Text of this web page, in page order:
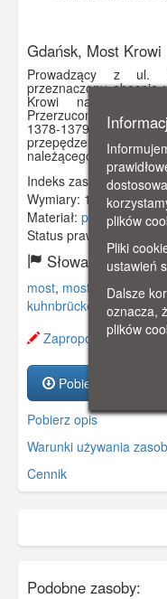
Gdańsk, Most Krowi
Prowadzący z ul.
przeznaczony obecnie
Krowi należy do
Przerzucono go przez
1378-1379 jako tzw.
przepędzenia tędy na
należącego do
Indeks zasobu:
Wymiary: 140 x 90 mm
Materiał: pocztówka
Status prawny:
Słowa kluczowe:
most, most krowi,
kuhnbrücke
kuhbrucke ,
Zaproponuj zmianę
Pobierz zasób
Pobierz opis
Warunki używania
Cennik
Podobne zasoby:
plików
Pliki
ustawień
Dalsze
oznacza,
plików